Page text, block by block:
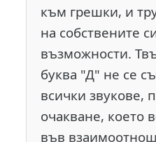
към грешки, и
на собствените
възможности.
буква "Д" не се
всички звукове,
очакване, което
във